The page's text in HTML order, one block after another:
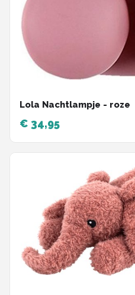
Lola Nachtlampje - roze
€ 34,95